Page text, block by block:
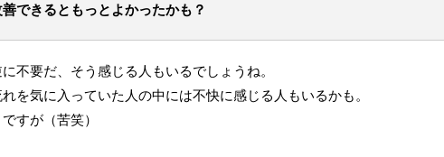
できるともっとよかったかも？
不要だ、そう感じる人もいるでしょうね。
を気に入っていた人の中には不快に感じる人もいるかも。
すが（苦笑）